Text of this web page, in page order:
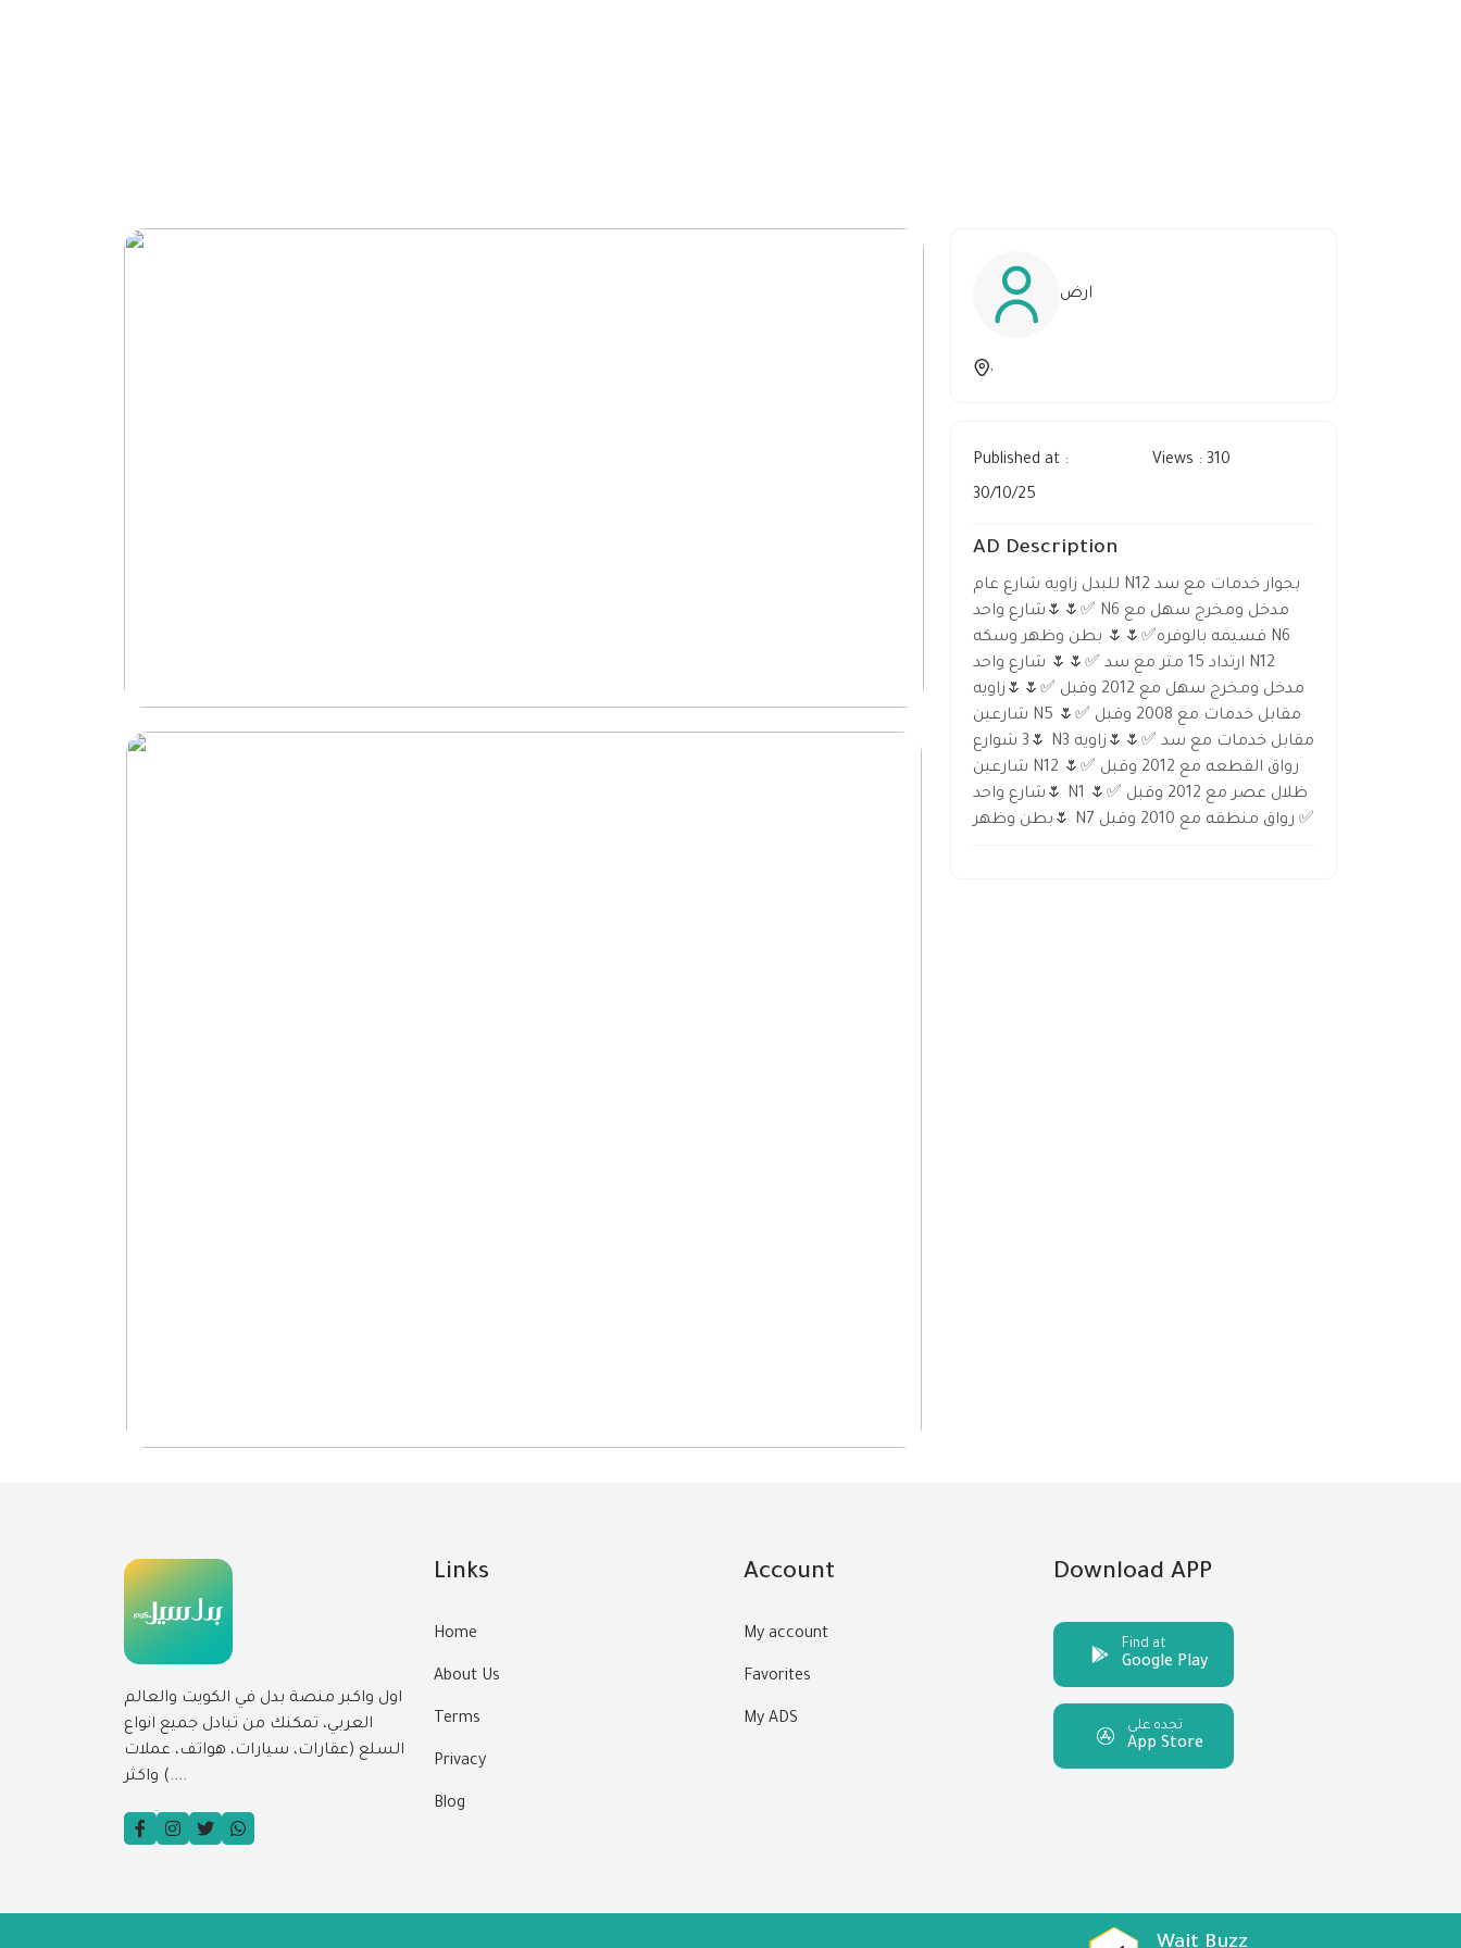
ارض
,
Published at :
30/10/25
Views : 310
AD Description
للبدل زاويه شارع عام N12 بجوار خدمات مع سد
✅️🌷🌷شارع واحد N6 مدخل ومخرج سهل مع
قسيمه بالوفره✅️🌷🌷 بطن وظهر وسكه N6
ارتداد 15 متر مع سد ✅️🌷🌷 شارع واحد N12
مدخل ومخرج سهل مع 2012 وقبل ✅️🌷🌷زاويه
شارعين N5 مقابل خدمات مع 2008 وقبل ✅️🌷
🌷3 شوارع N3 مقابل خدمات مع سد ✅️🌷🌷زاويه
شارعين N12 رواق القطعه مع 2012 وقبل ✅️🌷
🌷شارع واحد N1 ظلال عصر مع 2012 وقبل ✅️🌷
🌷بطن وظهر N7 رواق منطقه مع 2010 وقبل ✅
اول واكبر منصة بدل في الكويت والعالم
العربي، تمكنك من تبادل جميع انواع
السلع (عقارات، سيارات، هواتف، عملات
....) واكثر
Links
Home
About Us
Terms
Privacy
Blog
Account
My account
Favorites
My ADS
Download APP
Find at
Google Play
تجده على
App Store